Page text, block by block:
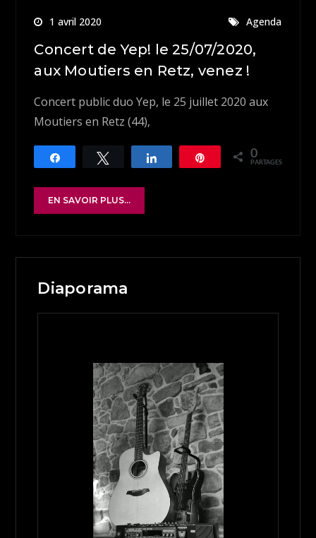
1 avril 2020 Agenda
Concert de Yep! le 25/07/2020,
aux Moutiers en Retz, venez !
Concert public duo Yep, le 25 juillet 2020 aux
Moutiers en Retz (44),
Partagez Tweetez Partagez Épingle 0
PARTAGES
EN SAVOIR PLUS...
Diaporama